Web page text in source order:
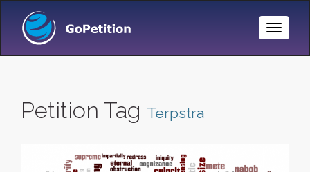
Toggle
Petition Tag Terpstra